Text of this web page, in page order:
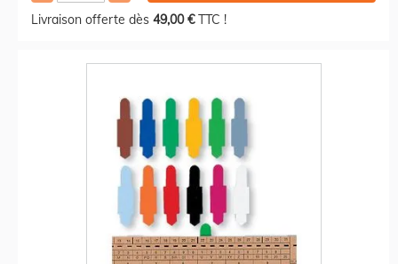
Livraison offerte dès 49,00 €TTC !